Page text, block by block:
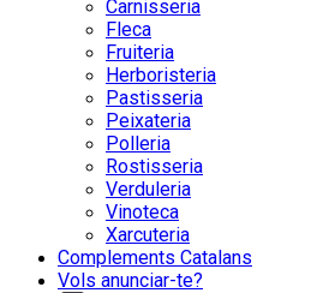
Carnisseria
Fleca
Fruiteria
Herboristeria
Pastisseria
Peixateria
Polleria
Rostisseria
Verduleria
Vinoteca
Xarcuteria
Complements Catalans
Vols anunciar-te?